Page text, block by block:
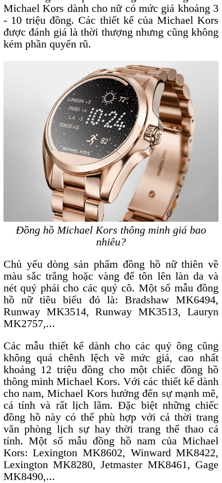
Michael Kors dành cho nữ có mức giá khoảng 3
- 10 triệu đồng. Các thiết kế của Michael Kors
được đánh giá là thời thượng nhưng cũng không
kém phần quyến rũ.
Đồng hồ Michael Kors thông minh giá bao
nhiêu?
Chủ yếu dòng sản phẩm đồng hồ nữ thiên về
màu sắc trắng hoặc vàng để tôn lên làn da và
nét quý phái cho các quý cô. Một số mẫu đồng
hồ nữ tiêu biểu đó là: Bradshaw MK6494,
Runway MK3514, Runway MK3513, Lauryn
MK2757,...
Các mẫu thiết kế dành cho các quý ông cũng
không quá chênh lệch về mức giá, cao nhất
khoảng 12 triệu đồng cho một chiếc đồng hồ
thông minh Michael Kors. Với các thiết kế dành
cho nam, Michael Kors hướng đến sự mạnh mẽ,
cá tính và rất lịch lãm. Đặc biệt những chiếc
đồng hồ này có thể phù hợp với cả thời trang
văn phòng lịch sự hay thời trang thể thao cá
tính. Một số mẫu đồng hồ nam của Michael
Kors: Lexington MK8602, Winward MK8422,
Lexington MK8280, Jetmaster MK8461, Gage
MK8490,...